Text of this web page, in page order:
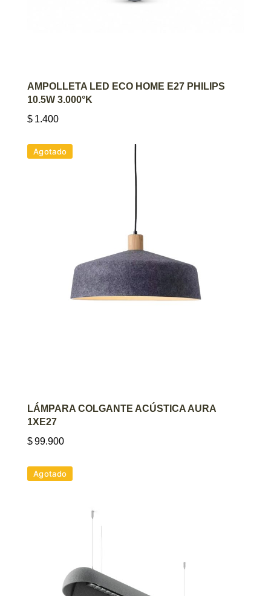
AGREGAR AL CARRITO
AMPOLLETA LED ECO HOME E27 PHILIPS
10.5W 3.000°K
$ 1.400
Agotado
AGREGAR AL CARRITO
LÁMPARA COLGANTE ACÚSTICA AURA
1XE27
$99.900
Agotado